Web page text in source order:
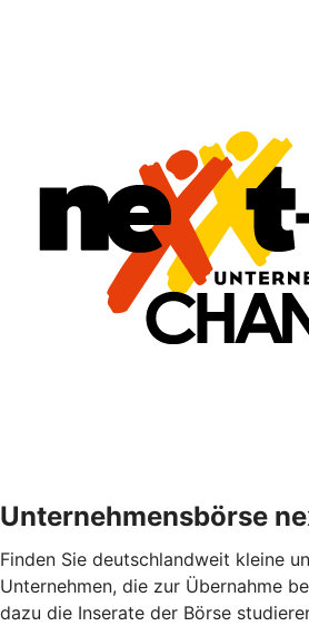
Unternehmensbörse
Finden Sie deutschlandweit kleine
Unternehmen, die zur Übernahme
dazu die Inserate der Börse